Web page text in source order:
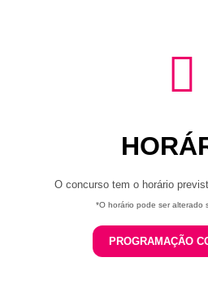
O concurso tem o horário
*O horário pode ser alterado
PROGRAMAÇÃO